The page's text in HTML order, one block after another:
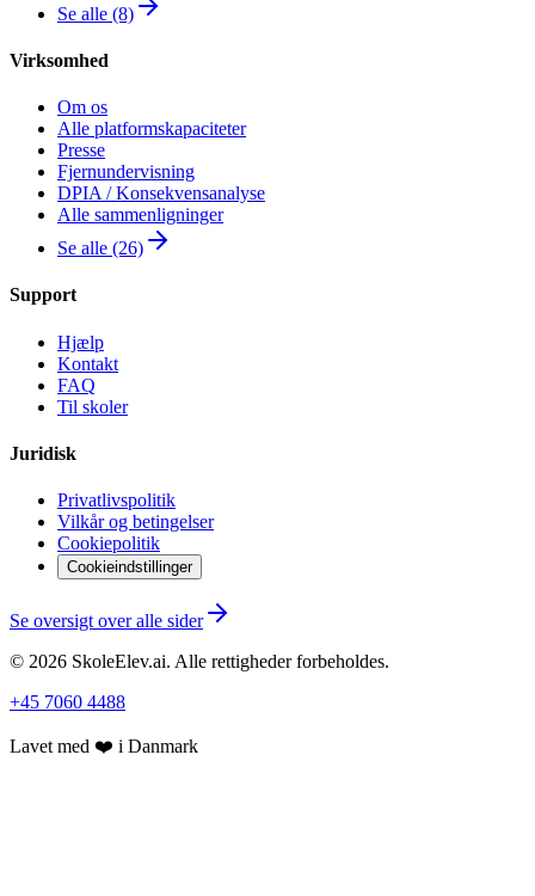
Se alle (8)
Virksomhed
Om os
Alle platformskapaciteter
Presse
Fjernundervisning
DPIA / Konsekvensanalyse
Alle sammenligninger
Se alle (26)
Support
Hjælp
Kontakt
FAQ
Til skoler
Juridisk
Privatlivspolitik
Vilkår og betingelser
Cookiepolitik
Cookieindstillinger
Se oversigt over alle sider
© 2026 SkoleElev.ai. Alle rettigheder forbeholdes.
+45 7060 4488
Lavet med ❤️ i Danmark